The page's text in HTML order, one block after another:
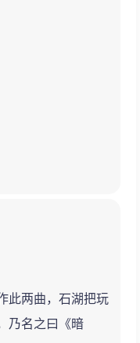
此两曲，石湖把玩
乃名之曰《暗